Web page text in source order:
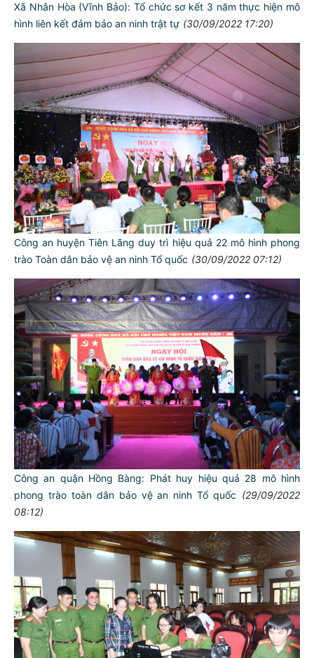
Xã Nhân Hòa (Vĩnh Bảo): Tổ chức sơ kết 3 năm thực hiện mô
hình liên kết đảm bảo an ninh trật tự (30/09/2022 17:20)
Công an huyện Tiên Lãng duy trì hiệu quả 22 mô hình phong
trào Toàn dân bảo vệ an ninh Tổ quốc (30/09/2022 07:12)
Công an quận Hồng Bàng: Phát huy hiệu quả 28 mô hình
phong trào toàn dân bảo vệ an ninh Tổ quốc (29/09/2022
08:12)